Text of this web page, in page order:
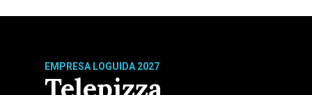
EMPRESA LOGUIDA 2027
Telepizza